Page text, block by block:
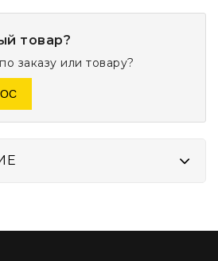
товар?
заказу или товару?